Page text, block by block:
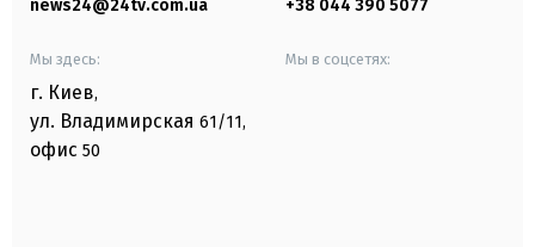
news24@24tv.com.ua +38 044 390 5077
Мы здесь:
г. Киев,
ул. Владимирская 61/11,
офис 50
Мы в соцсетях: